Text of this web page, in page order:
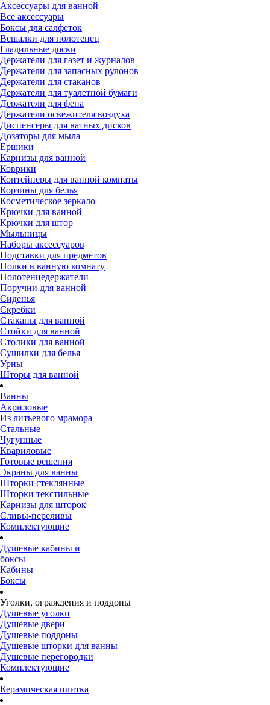
Аксессуары для ванной
Все аксессуары
Боксы для салфеток
Вешалки для полотенец
Гладильные доски
Держатели для газет и журналов
Держатели для запасных рулонов
Держатели для стаканов
Держатели для туалетной бумаги
Держатели для фена
Держатели освежителя воздуха
Диспенсеры для ватных дисков
Дозаторы для мыла
Ершики
Карнизы для ванной
Коврики
Контейнеры для ванной комнаты
Корзины для белья
Косметическое зеркало
Крючки для ванной
Крючки для штор
Мыльницы
Наборы аксессуаров
Подставки для предметов
Полки в ванную комнату
Полотенцедержатели
Поручни для ванной
Сиденья
Скребки
Стаканы для ванной
Стойки для ванной
Столики для ванной
Сушилки для белья
Урны
Шторы для ванной
Ванны
Акриловые
Из литьевого мрамора
Стальные
Чугунные
Квариловые
Готовые решения
Экраны для ванны
Шторки стеклянные
Шторки текстильные
Карнизы для шторок
Сливы-переливы
Комплектующие
Душевые кабины и
боксы
Кабины
Боксы
Уголки, ограждения и поддоны
Душевые уголки
Душевые двери
Душевые поддоны
Душевые шторки для ванны
Душевые перегородки
Комплектующие
Керамическая плитка